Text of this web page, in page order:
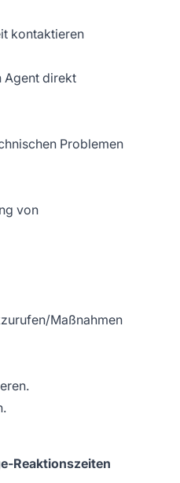
kontaktieren
Agent direkt
Problemen
von
Maßnahmen
Reaktionszeiten